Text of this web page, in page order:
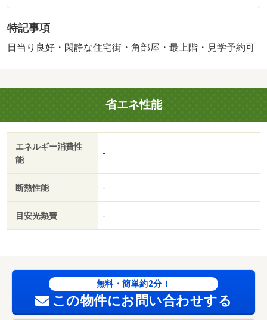
販売戸数：1戸／管理費等帯：5000円／修繕積立金帯：
13000円
特記事項
日当り良好・閑静な住宅街・角部屋・最上階・見学予約可
省エネ性能
エネルギー消費性
能
-
断熱性能 -
目安光熱費 -
無料・簡単約2分！
この物件にお問い合わせする